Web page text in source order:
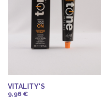
VITALITY'S
9,96 €